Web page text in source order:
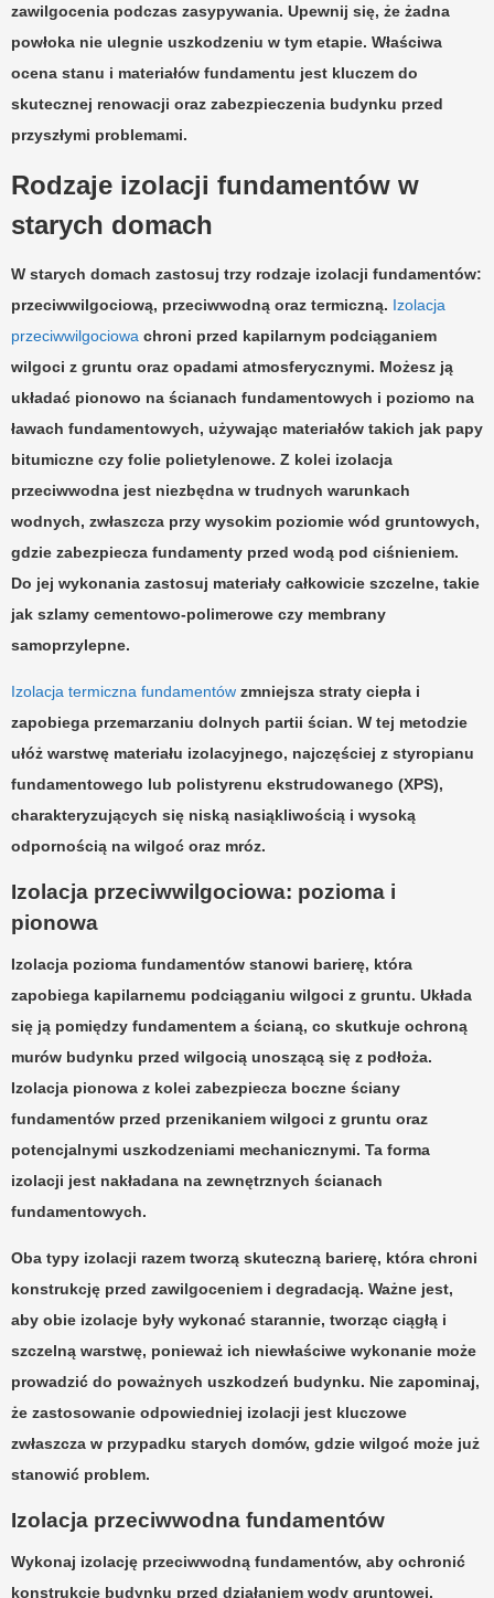
zawilgocenia podczas zasypywania. Upewnij się, że żadna
powłoka nie ulegnie uszkodzeniu w tym etapie. Właściwa
ocena stanu i materiałów fundamentu jest kluczem do
skutecznej renowacji oraz zabezpieczenia budynku przed
przyszłymi problemami.
Rodzaje izolacji fundamentów w
starych domach
W starych domach zastosuj trzy rodzaje izolacji fundamentów:
przeciwwilgociową, przeciwwodną oraz termiczną. Izolacja
przeciwwilgociowa chroni przed kapilarnym podciąganiem
wilgoci z gruntu oraz opadami atmosferycznymi. Możesz ją
układać pionowo na ścianach fundamentowych i poziomo na
ławach fundamentowych, używając materiałów takich jak papy
bitumiczne czy folie polietylenowe. Z kolei izolacja
przeciwwodna jest niezbędna w trudnych warunkach
wodnych, zwłaszcza przy wysokim poziomie wód gruntowych,
gdzie zabezpiecza fundamenty przed wodą pod ciśnieniem.
Do jej wykonania zastosuj materiały całkowicie szczelne, takie
jak szlamy cementowo-polimerowe czy membrany
samoprzylepne.
Izolacja termiczna fundamentów zmniejsza straty ciepła i
zapobiega przemarzaniu dolnych partii ścian. W tej metodzie
ułóż warstwę materiału izolacyjnego, najczęściej z styropianu
fundamentowego lub polistyrenu ekstrudowanego (XPS),
charakteryzujących się niską nasiąkliwością i wysoką
odpornością na wilgoć oraz mróz.
Izolacja przeciwwilgociowa: pozioma i
pionowa
Izolacja pozioma fundamentów stanowi barierę, która
zapobiega kapilarnemu podciąganiu wilgoci z gruntu. Układa
się ją pomiędzy fundamentem a ścianą, co skutkuje ochroną
murów budynku przed wilgocią unoszącą się z podłoża.
Izolacja pionowa z kolei zabezpiecza boczne ściany
fundamentów przed przenikaniem wilgoci z gruntu oraz
potencjalnymi uszkodzeniami mechanicznymi. Ta forma
izolacji jest nakładana na zewnętrznych ścianach
fundamentowych.
Oba typy izolacji razem tworzą skuteczną barierę, która chroni
konstrukcję przed zawilgoceniem i degradacją. Ważne jest,
aby obie izolacje były wykonać starannie, tworząc ciągłą i
szczelną warstwę, ponieważ ich niewłaściwe wykonanie może
prowadzić do poważnych uszkodzeń budynku. Nie zapominaj,
że zastosowanie odpowiedniej izolacji jest kluczowe
zwłaszcza w przypadku starych domów, gdzie wilgoć może już
stanowić problem.
Izolacja przeciwwodna fundamentów
Wykonaj izolację przeciwwodną fundamentów, aby ochronić
konstrukcję budynku przed działaniem wody gruntowej.